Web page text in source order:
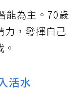
能為主。70歲
力，發揮自己
活水